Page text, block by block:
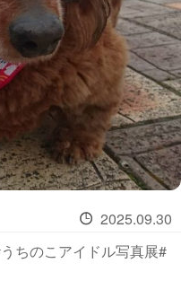
2025.09.30
ちのこアイドル写真展#